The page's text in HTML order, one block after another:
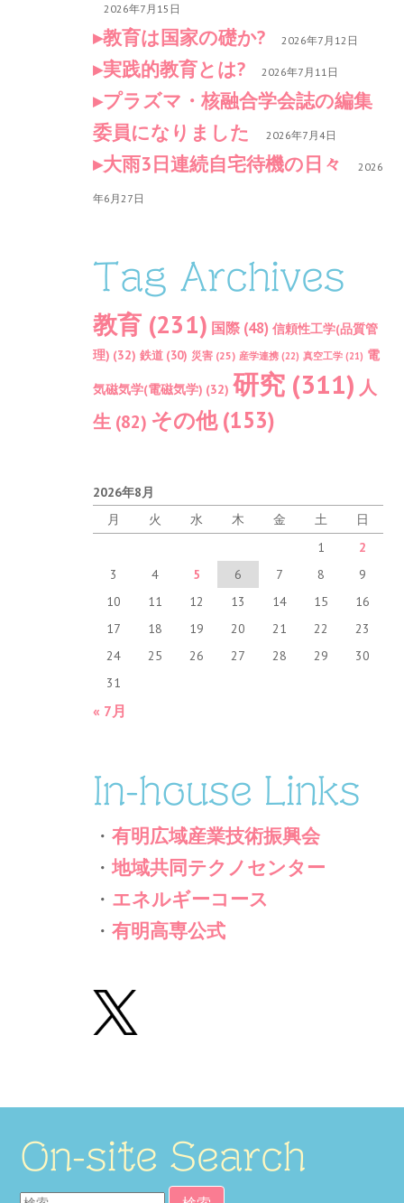
2026年7月15日
教育は国家の礎か? 2026年7月12日
実践的教育とは? 2026年7月11日
プラズマ・核融合学会誌の編集
委員になりました
2026年7月4日
大雨3日連続自宅待機の日々 2026
年6月27日
Tag Archives
教育 (231) 国際 (48) 信頼性工学(品質管
理) (32) 鉄道 (30) 災害 (25) 産学連携 (22) 真空工学 (21) 電
気磁気学(電磁気学) (32) 研究 (311) 人
生 (82) その他(153)
2026年8月
月
火 水 木 金 土
日
1
2
3
4 5 6 7 8
9
10
11 12 13 14 15
16
17
18 19 20 21 22
23
24
25 26 27 28 29
30
31
« 7月
In-house Links
・有明広域産業技術振興会
・地域共同テクノセンター
・ エネルギーコース
・有明高専公式
On-site Search
検